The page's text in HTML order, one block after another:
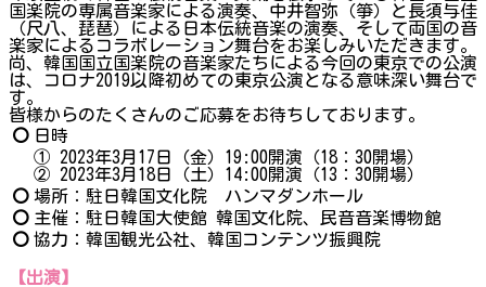
国楽院の専属音楽家による演奏、中井智弥（箏）と長須与佳
（尺八、琵琶）による日本伝統音楽の演奏、そして両国の音
楽家によるコラボレーション舞台をお楽しみいただきます。
尚、韓国国立国楽院の音楽家たちによる今回の東京での公演
は、コロナ2019以降初めての東京公演となる意味深い舞台で
す。
皆様からのたくさんのご応募をお待ちしております。
〇 日時
① 2023年3月17日（金）19:00開演（18：30開場）
② 2023年3月18日（土）14:00開演（13：30開場）
〇 場所：駐日韓国文化院 ハンマダンホール
〇 主催：駐日韓国大使館 韓国文化院、民音音楽博物館
〇 協力：韓国観光公社、韓国コンテンツ振興院
【出演】